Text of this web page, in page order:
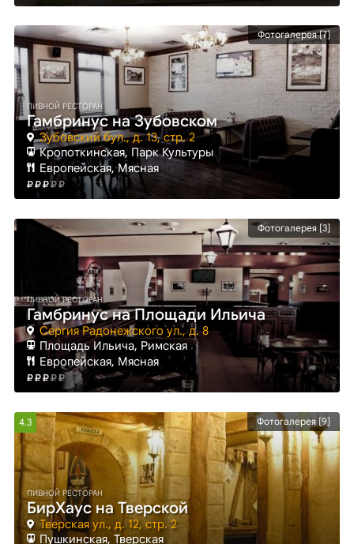
Фотогалерея [7]
ПИВНОЙ РЕСТОРАН
Гамбринус на Зубовском
Зубовский бул., д. 13, стр. 2
Кропоткинская, Парк Культуры
Европейская, Мясная
Фотогалерея [3]
ПИВНОЙ РЕСТОРАН
Гамбринус на Площади Ильича
Сергия Радонежского ул., д. 8
Площадь Ильича, Римская
Европейская, Мясная
4.3 Фотогалерея [9]
ПИВНОЙ РЕСТОРАН
БирХаус на Тверской
Тверская ул., д. 12, стр. 2
Пушкинская, Тверская